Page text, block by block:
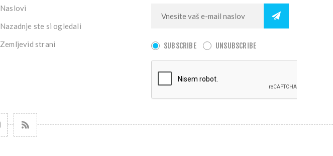
Naslovi
Nazadnje ste si ogledali
Zemljevid strani
SUBSCRIBE UNSUBSCRIBE